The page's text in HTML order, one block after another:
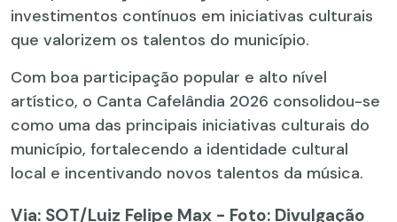
investimentos contínuos em iniciativas culturais
que valorizem os talentos do município.
Com boa participação popular e alto nível
artístico, o Canta Cafelândia 2026 consolidou-se
como uma das principais iniciativas culturais do
município, fortalecendo a identidade cultural
local e incentivando novos talentos da música.
Via: SOT/Luiz Felipe Max - Foto: Divulgação